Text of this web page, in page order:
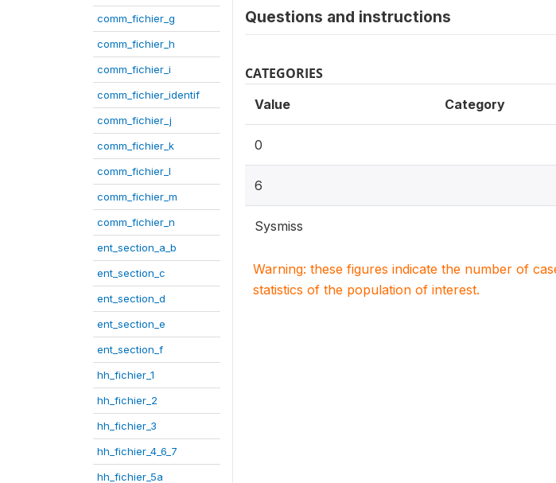
comm_fichier_g
comm_fichier_h
comm_fichier_i
comm_fichier_identif
comm_fichier_j
comm_fichier_k
comm_fichier_l
comm_fichier_m
comm_fichier_n
ent_section_a_b
ent_section_c
ent_section_d
ent_section_e
ent_section_f
hh_fichier_1
hh_fichier_2
hh_fichier_3
hh_fichier_4_6_7
hh_fichier_5a
Questions and instructions
CATEGORIES
Value Category
0
6
Sysmiss
Warning: these figures indicate the number of
statistics of the population of interest.